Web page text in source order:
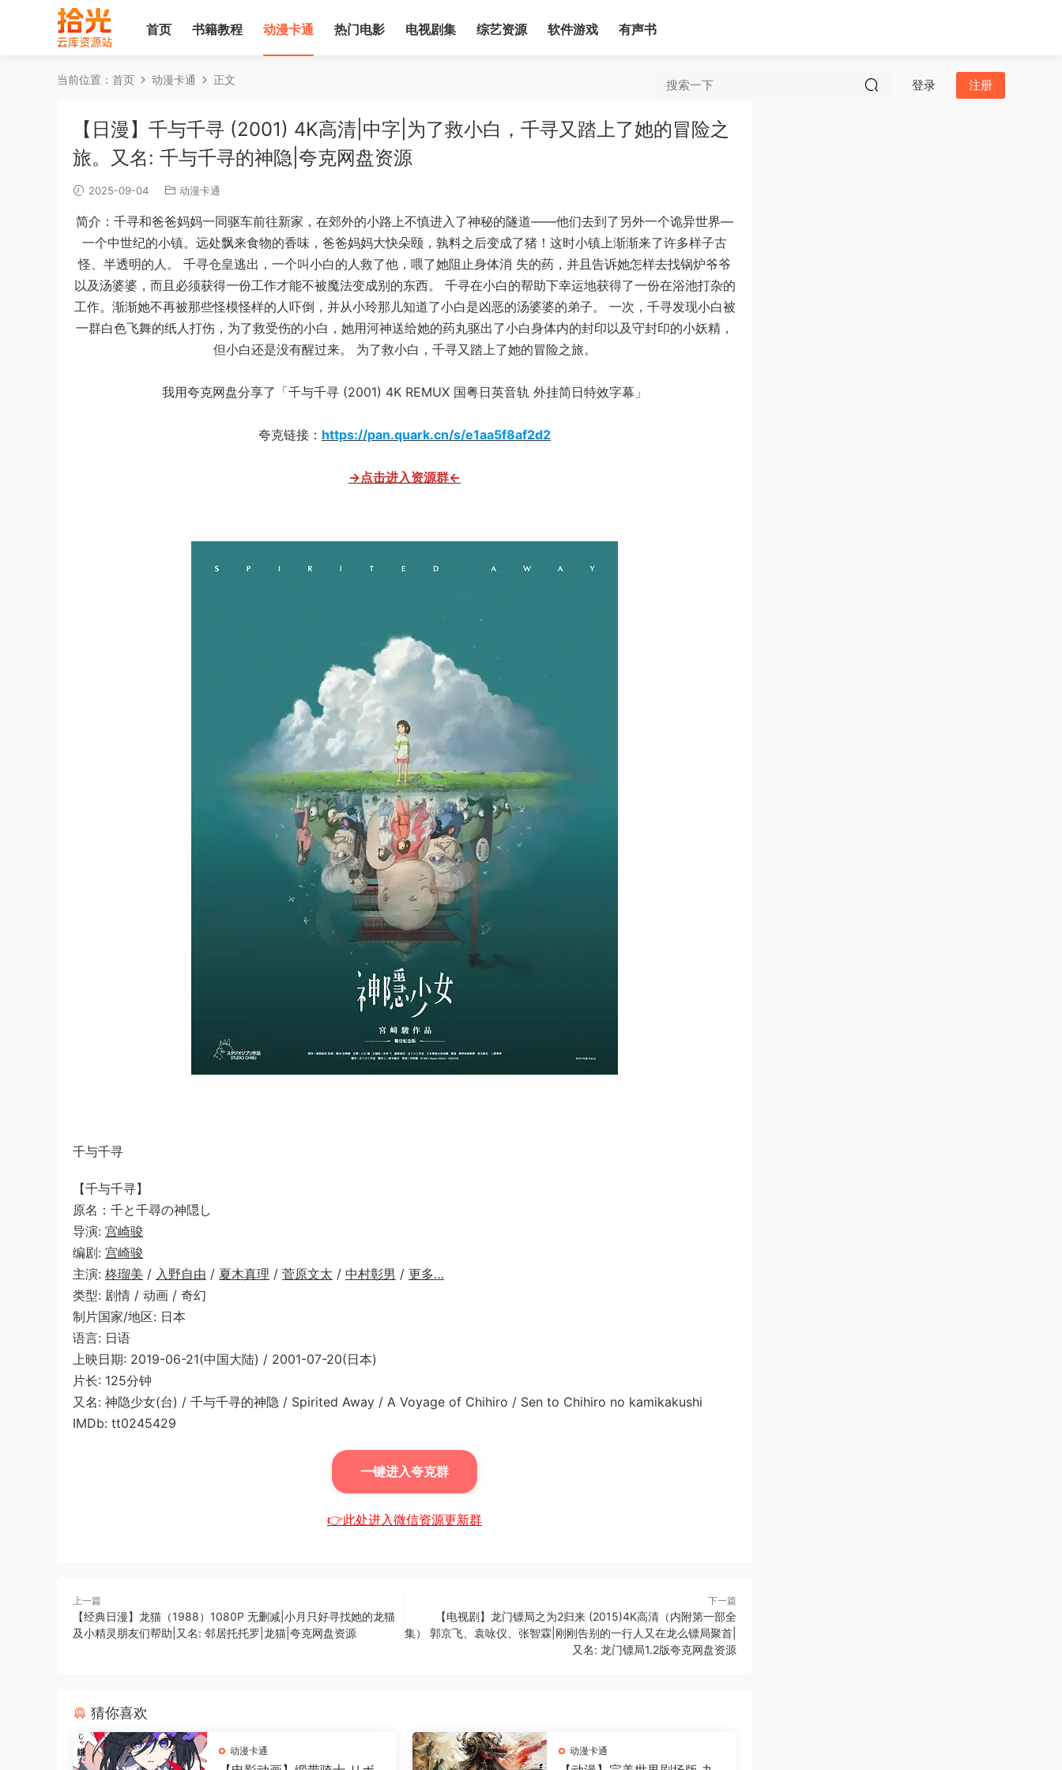
首页 书籍教程 动漫卡通 热门电影 电视剧集 综艺资源 软件游戏 有声书
登录 注册
当前位置： 首页 动漫卡通 正文
【日漫】千与千寻 (2001) 4K高清|中字|为了救小白，千寻又踏上了她的冒险之
旅。又名: 千与千寻的神隐|夸克网盘资源
2025-09-04 动漫卡通
简介：千寻和爸爸妈妈一同驱车前往新家，在郊外的小路上不慎进入了神秘的隧道——他们去到了另外一个诡异世界—
一个中世纪的小镇。远处飘来食物的香味，爸爸妈妈大快朵颐，孰料之后变成了猪！这时小镇上渐渐来了许多样子古
怪、半透明的人。 千寻仓皇逃出，一个叫小白的人救了他，喂了她阻止身体消 失的药，并且告诉她怎样去找锅炉爷爷
以及汤婆婆，而且必须获得一份工作才能不被魔法变成别的东西。 千寻在小白的帮助下幸运地获得了一份在浴池打杂的
工作。渐渐她不再被那些怪模怪样的人吓倒，并从小玲那儿知道了小白是凶恶的汤婆婆的弟子。 一次，千寻发现小白被
一群白色飞舞的纸人打伤，为了救受伤的小白，她用河神送给她的药丸驱出了小白身体内的封印以及守封印的小妖精，
但小白还是没有醒过来。 为了救小白，千寻又踏上了她的冒险之旅。
我用夸克网盘分享了「千与千寻 (2001) 4K REMUX 国粤日英音轨 外挂简日特效字幕」
夸克链接： https://pan.quark.cn/s/e1aa5f8af2d2
→点击进入资源群←
千与千寻
【千与千寻】
原名：千と千尋の神隠し
导演: 宫崎骏
编剧: 宫崎骏
主演: 柊瑠美 / 入野自由 / 夏木真理 / 菅原文太 / 中村彰男 / 更多…
类型: 剧情 / 动画 / 奇幻
制片国家/地区: 日本
语言: 日语
上映日期: 2019-06-21(中国大陆) / 2001-07-20(日本)
片长: 125分钟
又名: 神隐少女(台) / 千与千寻的神隐 / Spirited Away / A Voyage of Chihiro / Sen to Chihiro no kamikakushi
IMDb: tt0245429
一键进入夸克群
👉此处进入微信资源更新群
上一篇
【经典日漫】龙猫（1988）1080P 无删减|小月只好寻找她的龙猫
及小精灵朋友们帮助|又名: 邻居托托罗|龙猫|夸克网盘资源
下一篇
【电视剧】龙门镖局之为2归来 (2015)4K高清（内附第一部全
集） 郭京飞、袁咏仪、张智霖|刚刚告别的一行人又在龙么镖局聚首|
又名: 龙门镖局1.2版夸克网盘资源
猜你喜欢
动漫卡通 动漫卡通